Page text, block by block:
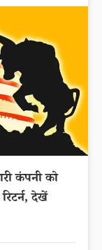
कंपनी को
देखें